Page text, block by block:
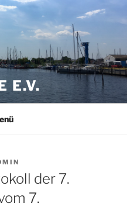
E.V.
der 7.
7.